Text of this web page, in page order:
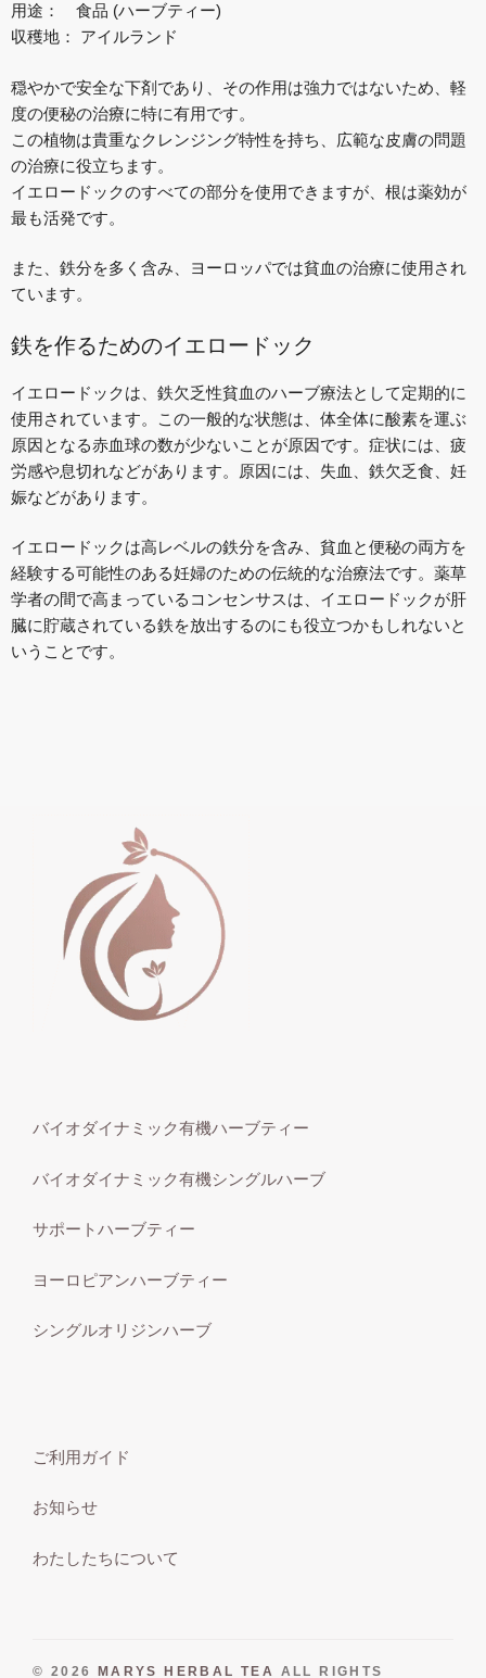
用途： 食品 (ハーブティー)
収穫地： アイルランド
穏やかで安全な下剤であり、その作用は強力ではないため、軽
度の便秘の治療に特に有用です。
この植物は貴重なクレンジング特性を持ち、広範な皮膚の問題
の治療に役立ちます。
イエロードックのすべての部分を使用できますが、根は薬効が
最も活発です。
また、鉄分を多く含み、ヨーロッパでは貧血の治療に使用され
ています。
鉄を作るためのイエロードック
イエロードックは、鉄欠乏性貧血のハーブ療法として定期的に
使用されています。この一般的な状態は、体全体に酸素を運ぶ
原因となる赤血球の数が少ないことが原因です。症状には、疲
労感や息切れなどがあります。原因には、失血、鉄欠乏食、妊
娠などがあります。
イエロードックは高レベルの鉄分を含み、貧血と便秘の両方を
経験する可能性のある妊婦のための伝統的な治療法です。薬草
学者の間で高まっているコンセンサスは、イエロードックが肝
臓に貯蔵されている鉄を放出するのにも役立つかもしれないと
いうことです。
バイオダイナミック有機ハーブティー
バイオダイナミック有機シングルハーブ
サポートハーブティー
ヨーロピアンハーブティー
シングルオリジンハーブ
ご利用ガイド
お知らせ
わたしたちについて
© 2026 MARYS HERBAL TEA ALL RIGHTS